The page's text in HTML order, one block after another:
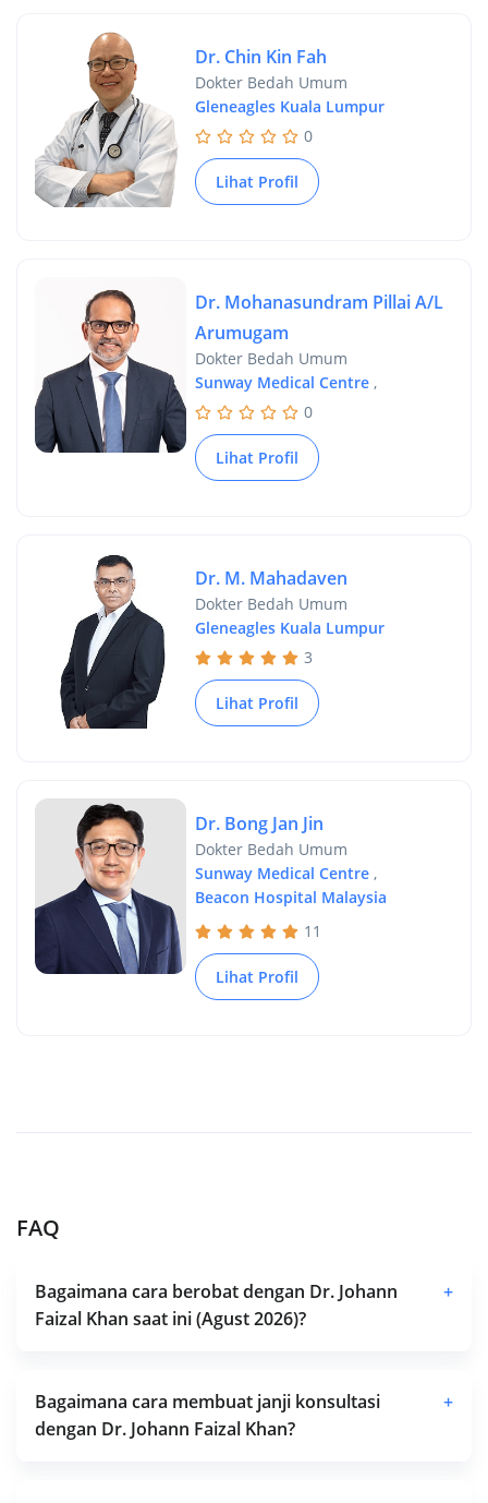
Dr. Chin Kin Fah
Dokter Bedah Umum
Gleneagles Kuala Lumpur
0
Lihat Profil
Dr. Mohanasundram Pillai A/L
Arumugam
Dokter Bedah Umum
Sunway Medical Centre,
0
Lihat Profil
Dr. M. Mahadaven
Dokter Bedah Umum
Gleneagles Kuala Lumpur
3
Lihat Profil
Dr. Bong Jan Jin
Dokter Bedah Umum
Sunway Medical Centre,
Beacon Hospital Malaysia
11
Lihat Profil
FAQ
Bagaimana cara berobat dengan Dr. Johann
Faizal Khan saat ini (Agust 2026)?
+
Bagaimana cara membuat janji konsultasi
dengan Dr. Johann Faizal Khan?
+